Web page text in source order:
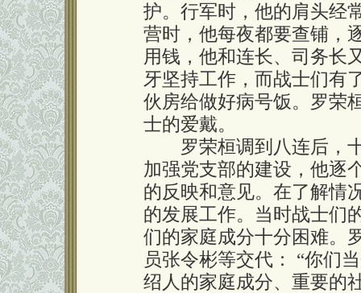
护。行军时，他的肩头经
营时，他每夜都要查铺，
用钱，他和连长、司务长
牙坚持工作，而战士们有
伙房给做好病号饭。罗荣
士的爱戴。
罗荣桓调到八连后，十
加强党支部的建设，他逐
的反映和意见。在了解情
的发展工作。当时战士们
们的家庭成分十分困难。
员张令彬等交代： “你们
绍人的家庭成分、重要的